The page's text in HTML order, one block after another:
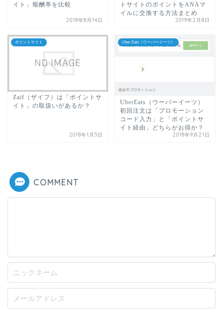
イト」報酬率を比較
2018年8月14日
トサイトのポイントをANAマ
イルに交換する方法まとめ
2019年2月8日
ポイントサイト
Zaif（ザイフ）は「ポイントサ
イト」の取扱いがあるか？
2018年1月5日
Uber Eats（ウーバーイーツ）
UberEats（ウーバーイーツ）
初回注文は「プロモーション
コード入力」と「ポイントサ
イト経由」どちらがお得か？
2018年9月21日
COMMENT